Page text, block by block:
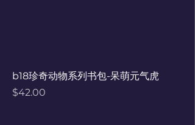
b18珍奇动物系列书包-呆萌元气虎
Price
$42.00